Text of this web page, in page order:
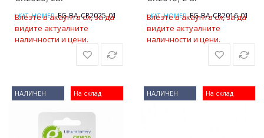
КАТ. НОМЕР:EG-BA-CR2025-01
Влезте в акаунта си, за да
видите актуалните
наличности и цени.
КАТ. НОМЕР:EG-BA-CR2016-01
Влезте в акаунта си, за да
видите актуалните
наличности и цени.
На склад
НАЛИЧЕН На склад
НАЛИЧЕН